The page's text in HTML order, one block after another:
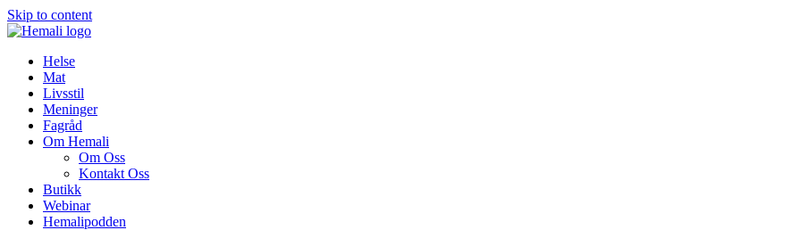
Skip to content
Helse
Mat
Livsstil
Meninger
Fagråd
Om Hemali
Om Oss
Kontakt Oss
Butikk
Webinar
Hemalipodden